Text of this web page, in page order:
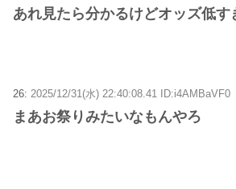
あれ見たら分かるけどオッズ低す
26: 2025/12/31(水) 22:40:08.41 ID:i4AMBaVF0
まあお祭りみたいなもんやろ